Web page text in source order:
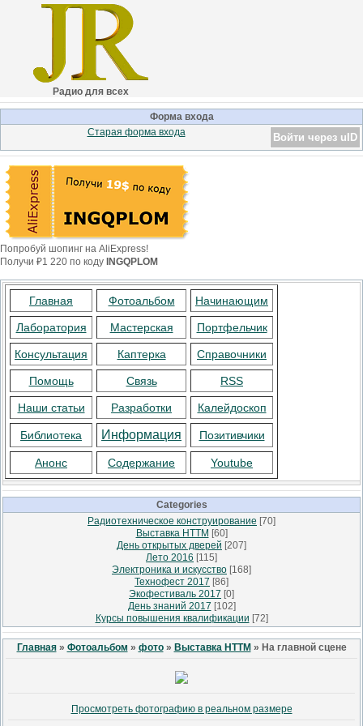
Радио для всех
Форма входа
Войти через uID
Старая форма входа
Попробуй шопинг на AliExpress!
Получи ₽1 220 по коду INGQPLOM
Главная Фотоальбом Начинающим
Лаборатория Мастерская Портфельчик
Консультация Каптерка Справочники
Помощь Связь RSS
Наши статьи Разработки Калейдоскоп
Библиотека Информация Позитивчики
Анонс Содержание Youtube
Categories
Радиотехническое конструирование [70]
Выставка НТТМ [60]
День открытых дверей [207]
Лето 2016 [115]
Электроника и искусство [168]
Технофест 2017 [86]
Экофестиваль 2017 [0]
День знаний 2017 [102]
Курсы повышения квалификации [72]
Главная» Фотоальбом » фото» Выставка НТТМ » На главной сцене
Просмотреть фотографию в реальном размере